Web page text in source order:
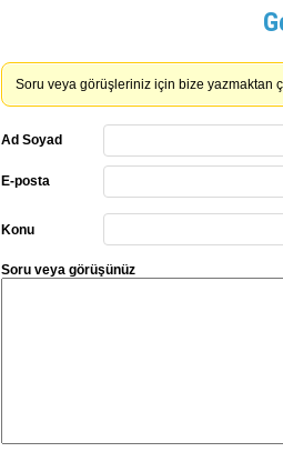
Soru veya görüşleriniz için bize yazmaktan
Ad Soyad
E-posta
Konu
Soru veya görüşünüz